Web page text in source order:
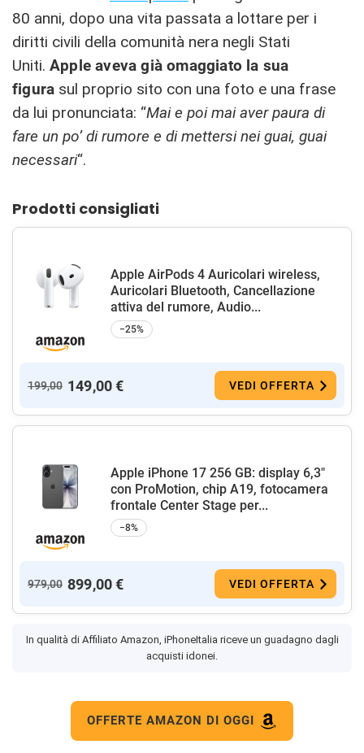
80 anni, dopo una vita passata a lottare per i
diritti civili della comunità nera negli Stati
Uniti. Apple aveva già omaggiato la sua
figura sul proprio sito con una foto e una frase
da lui pronunciata: “Mai e poi mai aver paura di
fare un po’ di rumore e di mettersi nei guai, guai
necessari“.
Prodotti consigliati
Apple AirPods 4 Auricolari wireless,
Auricolari Bluetooth, Cancellazione
attiva del rumore, Audio...
−25%
199,00 149,00 € VEDI OFFERTA
Apple iPhone 17 256 GB: display 6,3"
con ProMotion, chip A19, fotocamera
frontale Center Stage per...
−8%
979,00 899,00 € VEDI OFFERTA
In qualità di Affiliato Amazon, iPhoneItalia riceve un guadagno dagli
acquisti idonei.
OFFERTE AMAZON DI OGGI